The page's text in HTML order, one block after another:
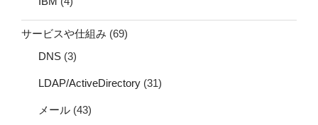
サービスや仕組み (69)
DNS (3)
LDAP/ActiveDirectory (31)
メール (43)